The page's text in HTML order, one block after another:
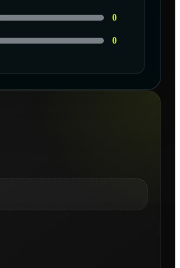
0
0